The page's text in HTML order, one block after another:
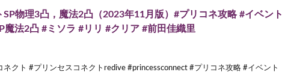
SP物理3凸，魔法2凸（2023年11月版）#プリコネ攻略 #イベント
魔法2凸 #ミソラ #リリ #クリア #前田佳織里
クト #プリンセスコネクトredive #princessconnect #プリコネ攻略 #イベント